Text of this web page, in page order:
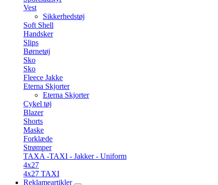
Vest
Sikkerhedstøj
Soft Shell
Handsker
Slips
Børnetøj
Sko
Sko
Fleece Jakke
Eterna Skjorter
Eterna Skjorter
Cykel tøj
Blazer
Shorts
Maske
Forklæde
Strømper
TAXA -TAXI - Jakker - Uniform
4x27
4x27 TAXI
Reklameartikler